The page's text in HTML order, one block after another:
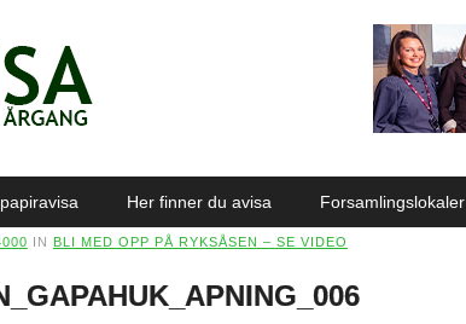
Her finner du avisa Forsamlingslokaler
IN BLI MED OPP PÅ RYKSÅSEN – SE VIDEO